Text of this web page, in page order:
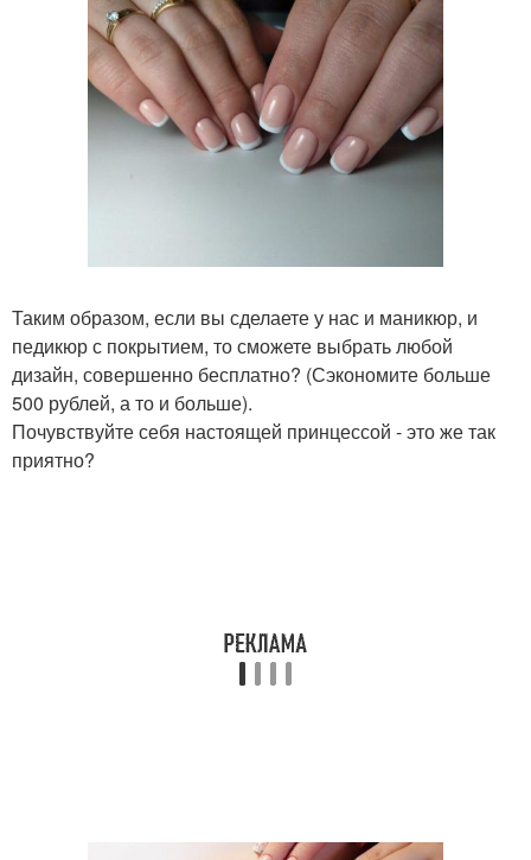
Таким образом, если вы сделаете у нас и маникюр, и
педикюр с покрытием, то сможете выбрать любой
дизайн, совершенно бесплатно? (Сэкономите больше
500 рублей, а то и больше).
Почувствуйте себя настоящей принцессой - это же так
приятно?